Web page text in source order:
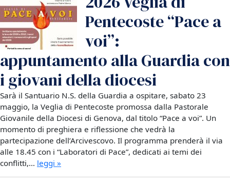
Pentecoste “Pace a
voi”:
appuntamento alla Guardia con
i giovani della diocesi
Sarà il Santuario N.S. della Guardia a ospitare, sabato 23
maggio, la Veglia di Pentecoste promossa dalla Pastorale
Giovanile della Diocesi di Genova, dal titolo “Pace a voi”. Un
momento di preghiera e riflessione che vedrà la
partecipazione dell’Arcivescovo. Il programma prenderà il via
alle 18.45 con i “Laboratori di Pace”, dedicati ai temi dei
conflitti,… leggi »